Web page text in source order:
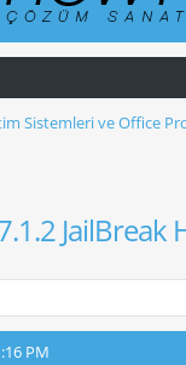
Sistemleri ve Office
JailBreak
PM